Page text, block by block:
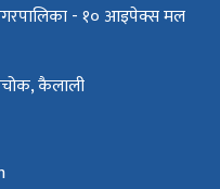
- १० आइपेक्स मल
कैलाली